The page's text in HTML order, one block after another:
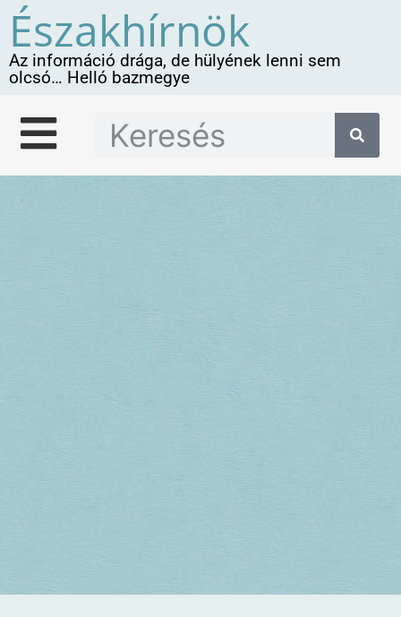
Északhírnök
Az információ drága, de hülyének lenni sem
olcsó… Helló bazmegye